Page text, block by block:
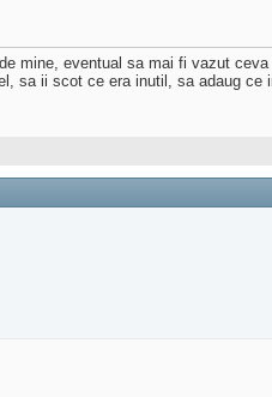
mine, eventual sa mai fi vazut
sa ii scot ce era inutil, sa adaug